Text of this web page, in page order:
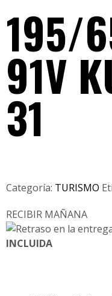
195/
91V
31
Categoría: TURISMO
RECIBIR MAÑANA
INCLUIDA